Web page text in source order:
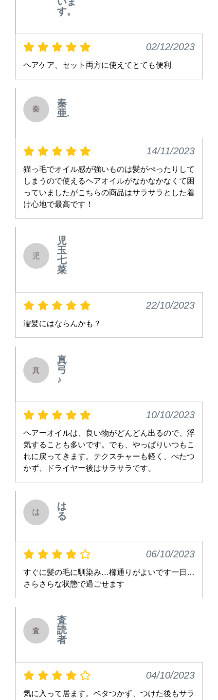
す。
02/12/2023
ヘアケア、セット両方に使えてとても便利
秦
秦
亜.
14/11/2023
猫っ毛でオイル感が強いものは髪がぺったりして
しまうので使えるヘアオイルがなかなかなくて困
っていましたがこちらの商品はサラサラとした着
け心地で最高です！
児
児
玉
七
菜
22/10/2023
濡髪にはならんかも？
真
真
弓
♪
10/10/2023
ヘアーオイルは、良い物がどんどん出るので、浮
気することも多いです。でも、やっぱりいつもこ
れに戻ってきます。テクスチャーも軽く、べたつ
かず、ドライヤー後はサラサラです。
は
は
る
06/10/2023
すぐに髪の毛に馴染み…櫛通りがよいです一日…
さらさらな状態で過ごせます
査
査
読
者
04/10/2023
気に入って居ます。ベタつかず、つけた後もサラ